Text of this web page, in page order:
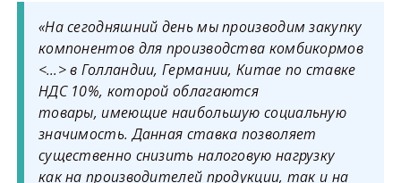
«На сегодняшний день мы производим закупку
компонентов для производства комбикормов
<…> в Голландии, Германии, Китае по ставке
НДС 10%, которой облагаются
товары, имеющие наибольшую социальную
значимость. Данная ставка позволяет
существенно снизить налоговую нагрузку
как на производителей продукции, так и на